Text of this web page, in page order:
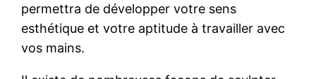
permettra de développer votre sens
esthétique et votre aptitude à travailler avec
vos mains.